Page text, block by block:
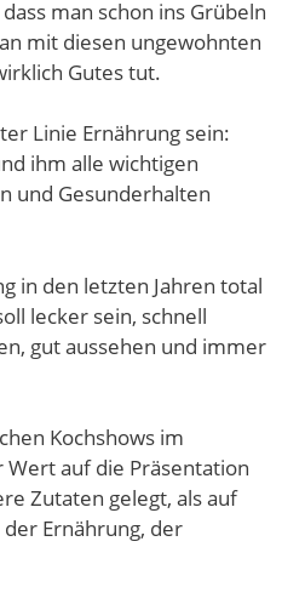
man schon ins Grübeln
mit diesen ungewohnten
Gutes tut.
Linie Ernährung sein:
ihm alle wichtigen
und Gesunderhalten
in den letzten Jahren total
lecker sein, schnell
gut aussehen und immer
Kochshows im
auf die Präsentation
Zutaten gelegt, als auf
Ernährung, der